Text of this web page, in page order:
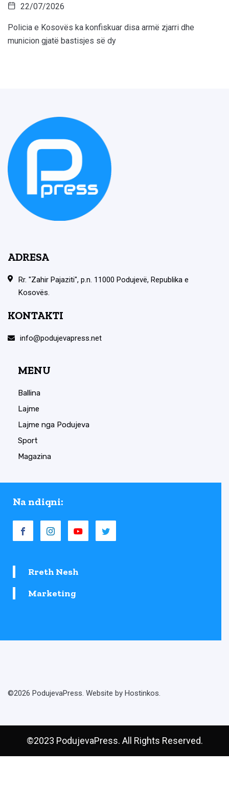
22/07/2026
Policia e Kosovës ka konfiskuar disa armë zjarri dhe
municion gjatë bastisjes së dy
ADRESA
Rr. "Zahir Pajaziti", p.n. 11000 Podujevë, Republika e
Kosovës.
KONTAKTI
info@podujevapress.net
MENU
Ballina
Lajme
Lajme nga Podujeva
Sport
Magazina
Na ndiqni:
Rreth Nesh
Marketing
©2026 PodujevaPress. Website by Hostinkos.
©2023 PodujevaPress. All Rights Reserved.